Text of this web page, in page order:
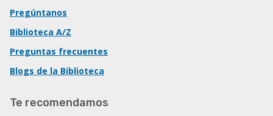
Pregúntanos
Biblioteca A/Z
Preguntas frecuentes
Blogs de la Biblioteca
Te recomendamos